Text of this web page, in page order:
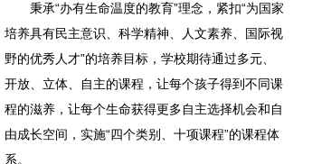
秉承“办有生命温度的教育”理念，紧扣“为国家
培养具有民主意识、科学精神、人文素养、国际视
野的优秀人才”的培养目标，学校期待通过多元、
开放、立体、自主的课程，让每个孩子得到不同课
程的滋养，让每个生命获得更多自主选择机会和自
由成长空间，实施“四个类别、十项课程”的课程体
系。